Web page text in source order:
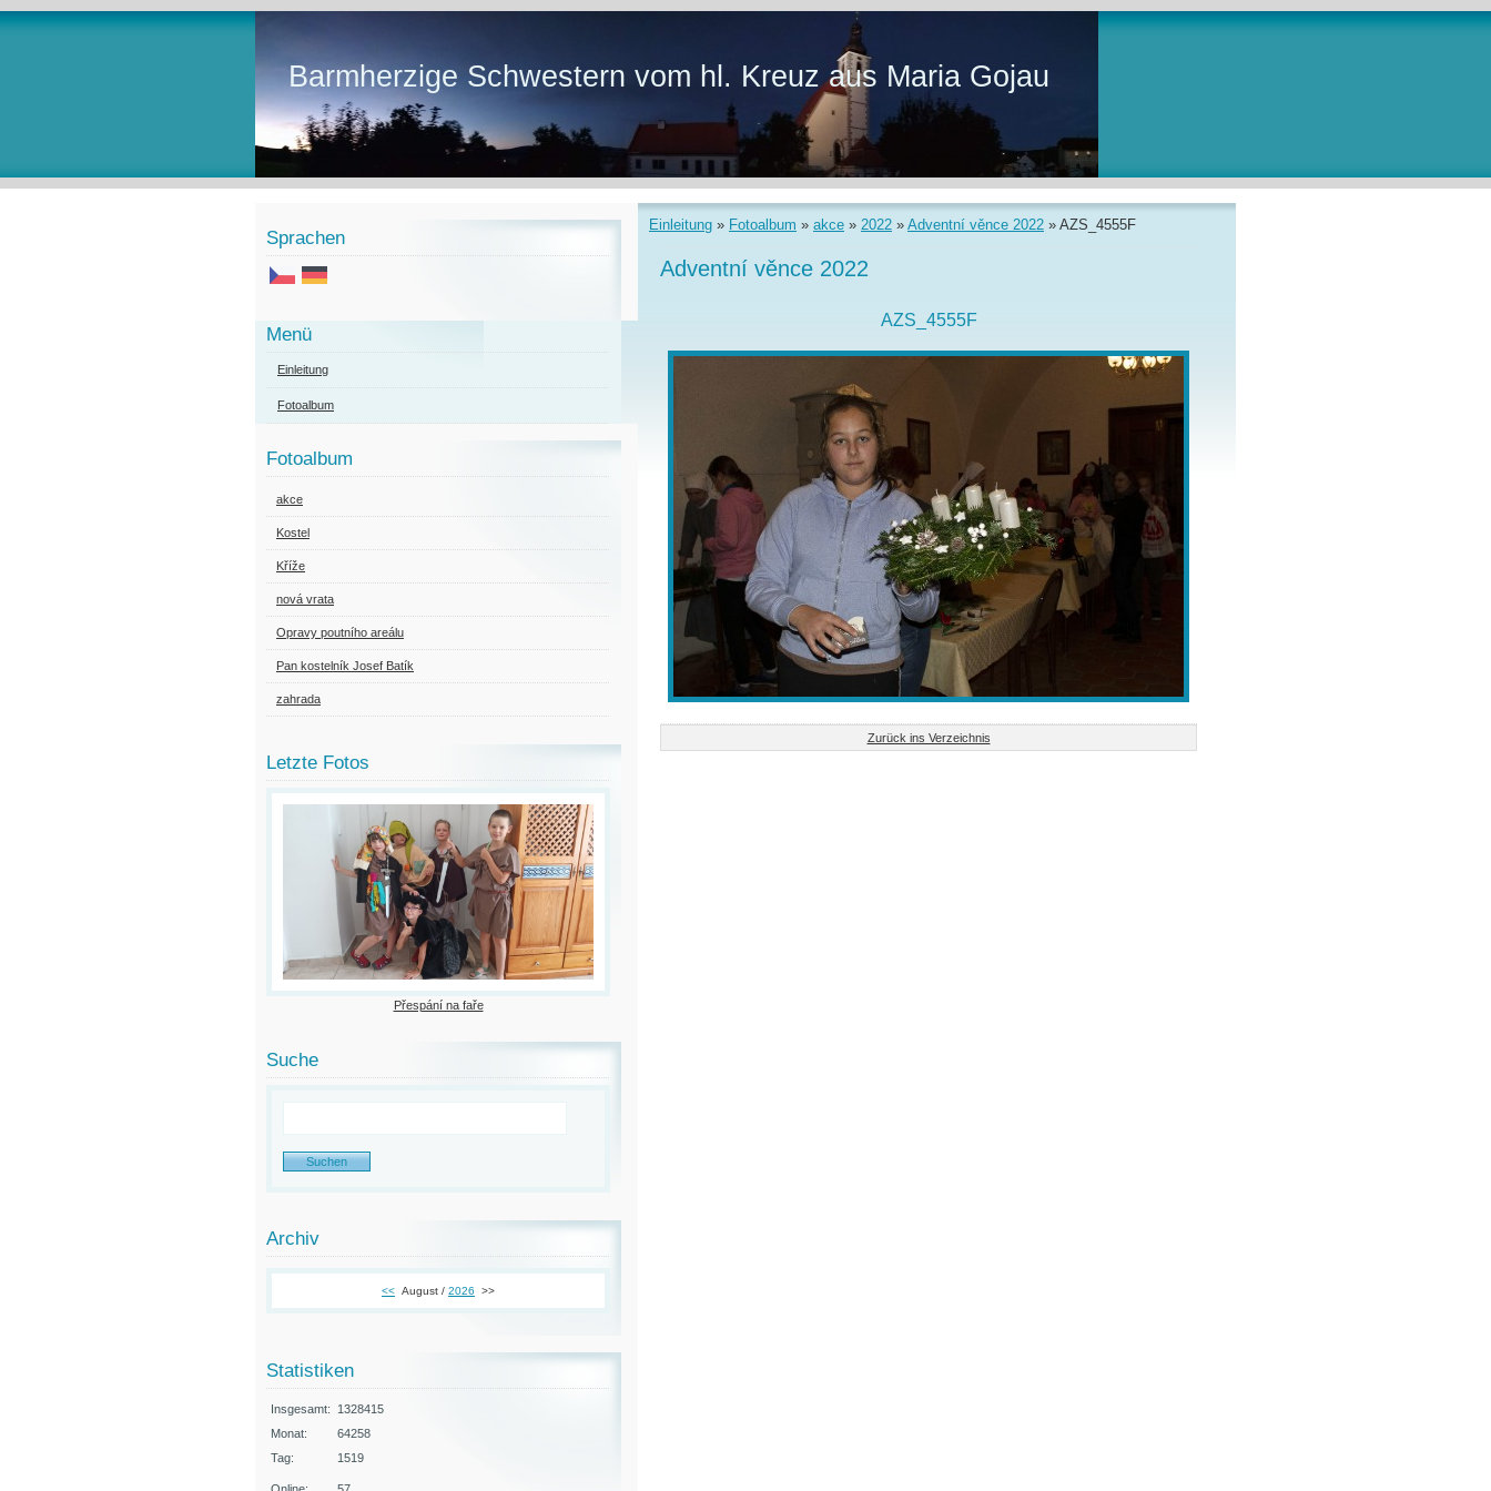
Barmherzige Schwestern vom hl. Kreuz aus Maria Gojau
Einleitung » Fotoalbum » akce » 2022 » Adventní věnce 2022 » AZS_4555F
Adventní věnce 2022
AZS_4555F
Zurück ins Verzeichnis
Sprachen
Menü
Einleitung
Fotoalbum
Fotoalbum
akce
Kostel
Kříže
nová vrata
Opravy poutního areálu
Pan kostelník Josef Batík
zahrada
Letzte Fotos
Přespání na faře
Suche
Archiv
<< August / 2026 >>
Statistiken
Insgesamt:
1328415
Monat:
64258
Tag:
1519